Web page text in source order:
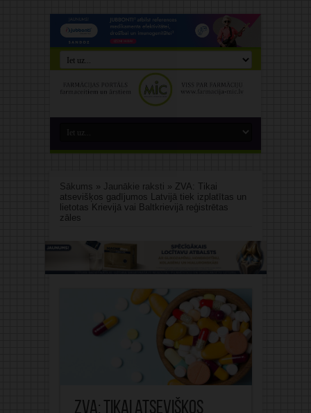
Sākums » Jaunākie raksti » ZVA: Tikai
atsevišķos gadījumos Latvijā tiek izplatītas un
lietotas Krievijā vai Baltkrievijā reģistrētas
zāles
ZVA: Tikai atsevišķos